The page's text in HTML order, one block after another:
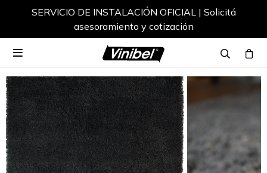
SERVICIO DE INSTALACIÓN OFICIAL | Solicitá
asesoramiento y cotización
